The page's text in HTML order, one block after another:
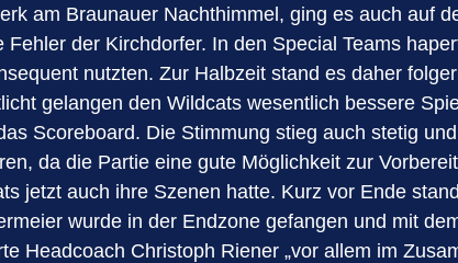
am Braunauer Nachthimmel, ging es auch auf
der Kirchdorfer. In den Special Teams
nutzten. Zur Halbzeit stand es daher
gelangen den Wildcats wesentlich bessere
Scoreboard. Die Stimmung stieg auch stetig
da die Partie eine gute Möglichkeit zur
jetzt auch ihre Szenen hatte. Kurz vor Ende
wurde in der Endzone gefangen und mit
Headcoach Christoph Riener „vor allem im